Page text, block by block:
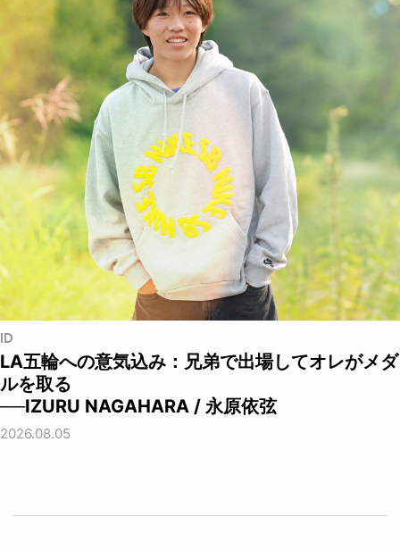
ID
LA五輪への意気込み：兄弟で出場してオレがメダ
ルを取る
──IZURU NAGAHARA / 永原依弦
2026.08.05